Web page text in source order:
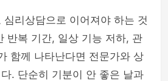
리상담으로 이어져야 하는 것
반복 기간, 일상 기능 저하, 관
함께 나타난다면 전문가와 상
. 단순히 기분이 안 좋은 날과